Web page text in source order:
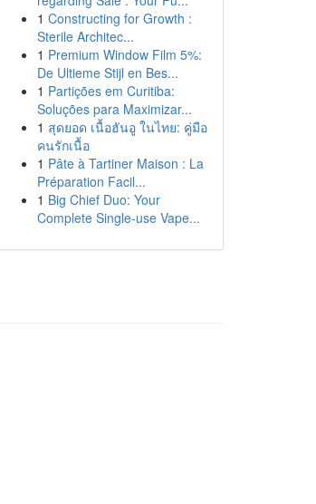
1 Constructing for Growth :
Sterile Architec...
1 Premium Window Film 5%:
De Ultieme Stijl en Bes...
1 Partições em Curitiba:
Soluções para Maximizar...
1 สุดยอด เนื้อฮันอู ในไทย: คู่มือ
คนรักเนื้อ
1 Pâte à Tartiner Maison : La
Préparation Facil...
1 Big Chief Duo: Your
Complete Single-use Vape...